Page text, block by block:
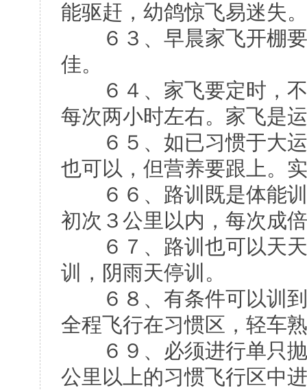
能驱赶，幼鸽惊飞易迷失。
６３、早晨家飞开棚要
佳。
６４、家飞要定时，不
每次两小时左右。家飞是
６５、如已习惯于大运
也可以，但营养要跟上。
６６、路训既是体能训
初次３公里以内，每次成
６７、路训也可以天天
训，阴雨天停训。
６８、有条件可以训到
全程飞行在习惯区，轻车
６９、必须进行单只抛
公里以上的习惯飞行区中